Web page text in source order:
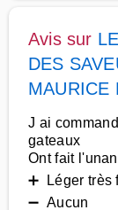
Avis sur
DES
MAURICE
J ai
gateaux
Ont fait
➕ Léger très
➖ Aucun